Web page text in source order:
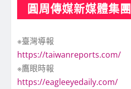
圓周傳媒新媒體集團
※臺灣導報
https://taiwanreports.com/
※鷹眼時報
https://eagleeyedaily.com/